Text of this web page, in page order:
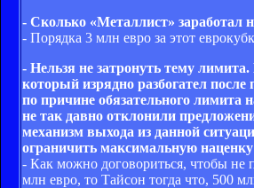
- Сколько «Металлист» заработал
- Порядка 3 млн евро за этот
- Нельзя не затронуть тему
который изрядно разбогател
по причине обязательного лимита
не так давно отклонили
механизм выхода из данной
ограничить максимальную
- Как можно договориться, чтобы не
млн евро, то Тайсон тогда что, 500